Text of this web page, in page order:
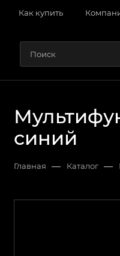
Как купить
синий
Главная — Каталог —